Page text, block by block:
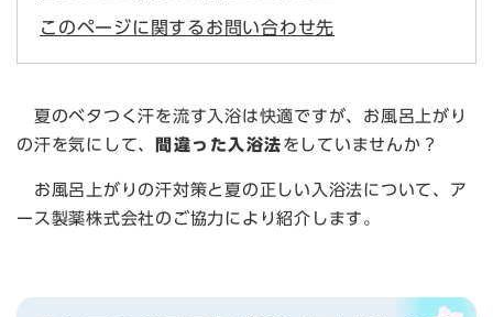
このページに関するお問い合わせ先
夏のベタつく汗を流す入浴は快適ですが、お風呂上がり
の汗を気にして、
間違った入浴法 をしていませんか？
お風呂上がりの汗対策と夏の正しい入浴法について、ア
ース製薬株式会社のご協力により紹介します。